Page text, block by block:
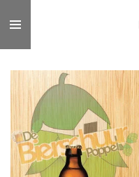
direct
naar
hoofdinhoud